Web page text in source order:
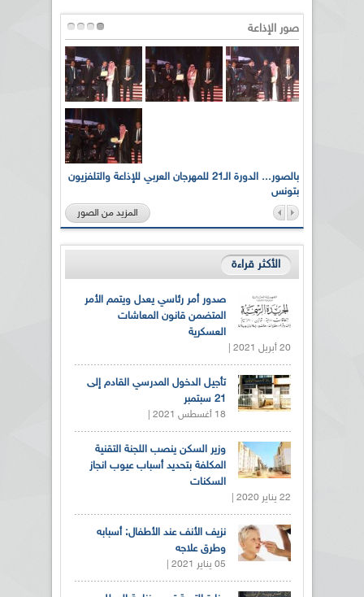
صور الإذاعة
بالصور... الدورة الـ21 للمهرجان العربي للإذاعة والتلفزيون
بتونس
المزيد من الصور
الأكثر قراءة
صدور أمر رئاسي يعدل ويتمم الأمر
المتضمن قانون المعاشات
العسكرية
20 أبريل 2021 |
تأجيل الدخول المدرسي القادم إلى
21 سبتمبر
18 أغسطس 2021 |
وزير السكن ينصب اللجنة التقنية
المكلفة بتحديد أسباب عيوب انجاز
السكنات
22 يناير 2020 |
نزيف الأنف عند الأطفال: أسبابه
وطرق علاجه
05 يناير 2021 |